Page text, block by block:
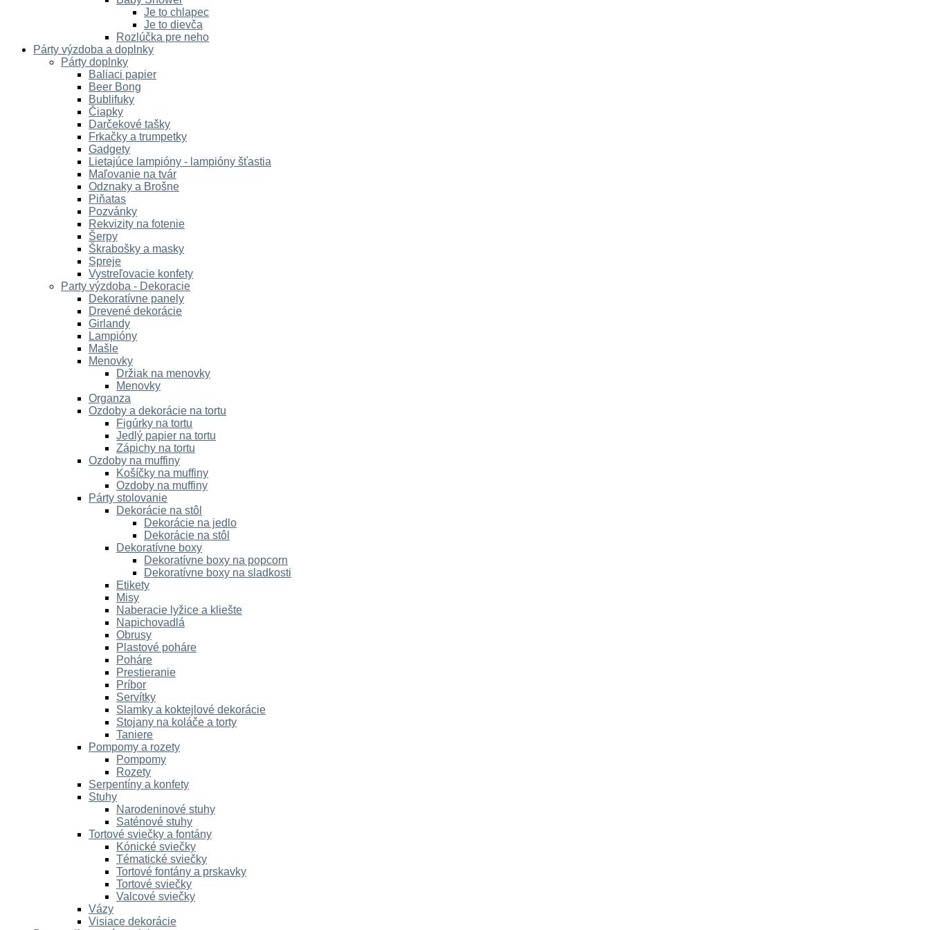
Je to chlapec
Je to dievča
Rozlúčka pre neho
Párty výzdoba a doplnky
Párty doplnky
Baliaci papier
Beer Bong
Bublifuky
Čiapky
Darčekové tašky
Frkačky a trumpetky
Gadgety
Lietajúce lampióny - lampióny šťastia
Maľovanie na tvár
Odznaky a Brošne
Piňatas
Pozvánky
Rekvizity na fotenie
Šerpy
Škrabošky a masky
Spreje
Vystreľovacie konfety
Party výzdoba - Dekoracie
Dekoratívne panely
Drevené dekorácie
Girlandy
Lampióny
Mašle
Menovky
Držiak na menovky
Menovky
Organza
Ozdoby a dekorácie na tortu
Figúrky na tortu
Jedlý papier na tortu
Zápichy na tortu
Ozdoby na muffiny
Košíčky na muffiny
Ozdoby na muffiny
Párty stolovanie
Dekorácie na stôl
Dekorácie na jedlo
Dekorácie na stôl
Dekoratívne boxy
Dekoratívne boxy na popcorn
Dekoratívne boxy na sladkosti
Etikety
Misy
Naberacie lyžice a kliešte
Napichovadlá
Obrusy
Plastové poháre
Poháre
Prestieranie
Príbor
Servítky
Slamky a koktejlové dekorácie
Stojany na koláče a torty
Taniere
Pompomy a rozety
Pompomy
Rozety
Serpentíny a konfety
Stuhy
Narodeninové stuhy
Saténové stuhy
Tortové sviečky a fontány
Kónické sviečky
Tématické sviečky
Tortové fontány a prskavky
Tortové sviečky
Valcové sviečky
Vázy
Visiace dekorácie